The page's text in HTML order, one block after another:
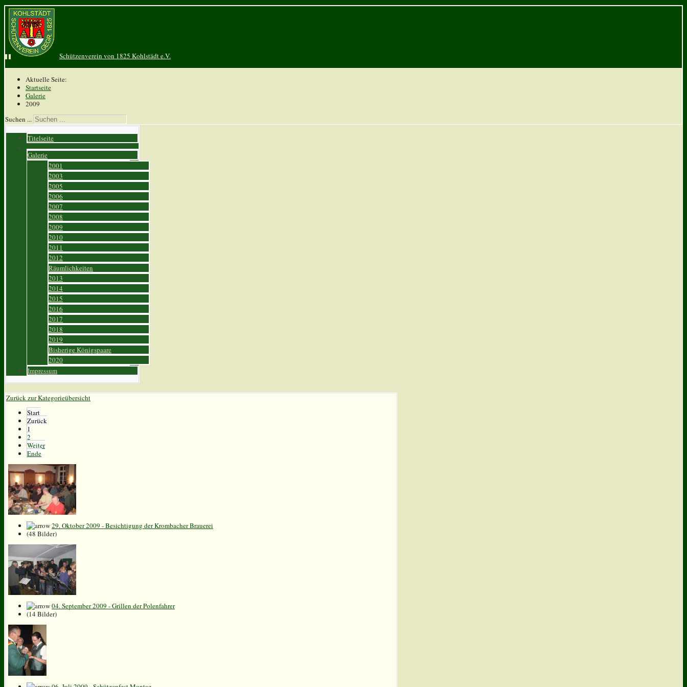
Schützenverein von 1825 Kohlstädt e.V.
Aktuelle Seite:
Startseite
Galerie
2009
Suchen ...
Titelseite
Galerie
2001
2003
2005
2006
2007
2008
2009
2010
2011
2012
Räumlichkeiten
2013
2014
2015
2016
2017
2018
2019
Bisherige Königspaare
2020
Impressum
Zurück zur Kategorieübersicht
Start
Zurück
1
2
Weiter
Ende
29. Oktober 2009 - Besichtigung der Krombacher Brauerei
(48 Bilder)
04. September 2009 - Grillen der Polenfahrer
(14 Bilder)